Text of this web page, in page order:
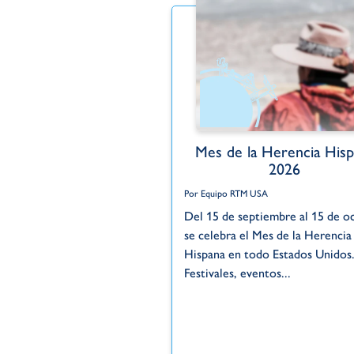
Mes de la Herencia
2026
Por Equipo RTM USA
Del 15 de septiembre al 15 de
se celebra el Mes de la Herencia
Hispana en todo Estados Unidos.
Festivales, eventos...